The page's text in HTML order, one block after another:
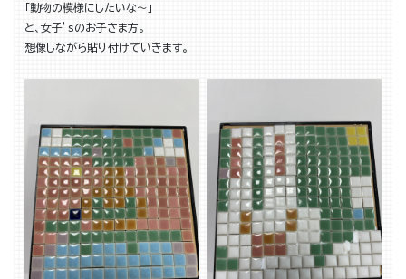
「動物の模様にしたいな～」
と、女子’sのお子さま方。
想像しながら貼り付けていきます。